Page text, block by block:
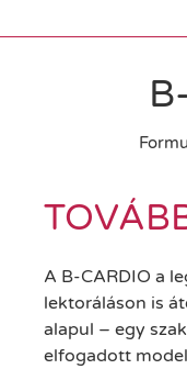
A B-CARDIO a
lektoráláson is
alapul – egy
elfogadott